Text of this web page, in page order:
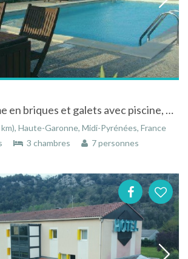
maison du 19ème en briques et galets avec piscine, élevage de chevaux et vue sur les pyrénées
Haute-Garonne, Midi-Pyrénées, France
3 chambres 7 personnes